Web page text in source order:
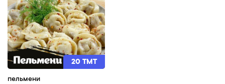
20 TMT
пельмени